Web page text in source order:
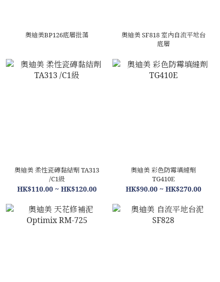
奧迪美BP126底層批蕩
奧迪美 SF818 室內自流平地台
底層
奧迪美 柔性瓷磚黏結劑 TA313
/C1級
HK$110.00 ~ HK$120.00
奧迪美 彩色防霉填縫劑
TG410E
HK$90.00 ~ HK$270.00